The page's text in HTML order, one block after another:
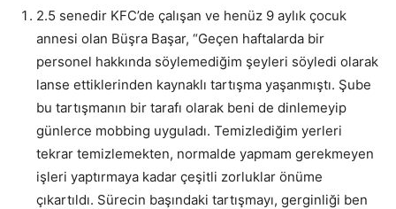
2.5 senedir KFC’de çalışan ve henüz 9 aylık çocuk
annesi olan Büşra Başar, “Geçen haftalarda bir
personel hakkında söylemediğim şeyleri söyledi olarak
lanse ettiklerinden kaynaklı tartışma yaşanmıştı. Şube
bu tartışmanın bir tarafı olarak beni de dinlemeyip
günlerce mobbing uyguladı. Temizlediğim yerleri
tekrar temizlemekten, normalde yapmam gerekmeyen
işleri yaptırmaya kadar çeşitli zorluklar önüme
çıkartıldı. Sürecin başındaki tartışmayı, gerginliği ben